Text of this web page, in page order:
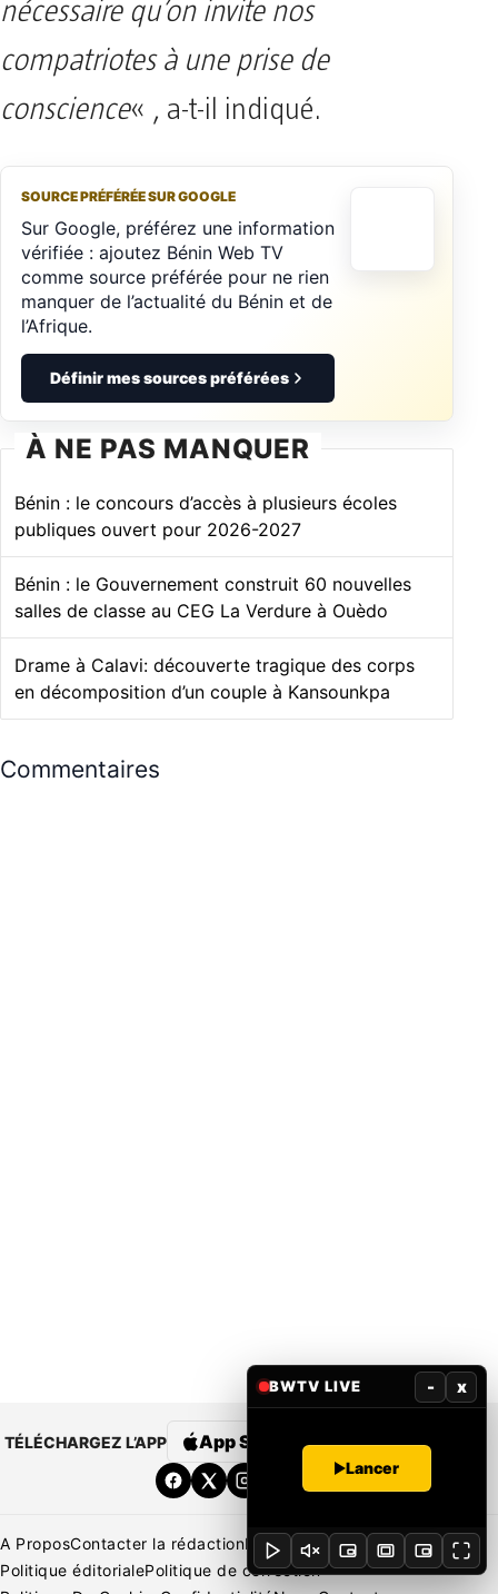
nécessaire qu’on invite nos
compatriotes à une prise de
conscience« , a-t-il indiqué.
SOURCE PRÉFÉRÉE SUR GOOGLE
Sur Google, préférez une information
vérifiée : ajoutez Bénin Web TV
comme source préférée pour ne rien
manquer de l’actualité du Bénin et de
l’Afrique.
Définir mes sources préférées
À NE PAS MANQUER
Bénin : le concours d’accès à plusieurs écoles
publiques ouvert pour 2026-2027
Bénin : le Gouvernement construit 60 nouvelles
salles de classe au CEG La Verdure à Ouèdo
Drame à Calavi: découverte tragique des corps
en décomposition d’un couple à Kansounkpa
Commentaires
TÉLÉCHARGEZ L’APP App Store Google Play
A ProposContacter la rédactionRédaction
Mentions légales
Politique éditorialePolitique de correction
BWTV LIVE - x
Lancer